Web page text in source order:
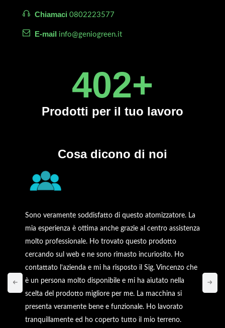
Chiamaci 0802223577
E-mail info@geniogreen.it
450+
Prodotti per il tuo lavoro
Cosa dicono di noi
Sono veramente soddisfatto di questo atomizzatore. La
mia esperienza è ottima anche grazie al centro assistenza
molto professionale. Ho trovato questo prodotto
cercando sul web e ne sono rimasto incuriosito. Ho
contattato l’azienda e mi ha risposto il Sig. Vincenzo che
è un persona molto disponibile e mi ha aiutato nella
scelta del prodotto migliore per me. La macchina si
presenta veramente bene e funzionale. Ho lavorato
tranquillamente ed ho coperto tutto il mio terreno.